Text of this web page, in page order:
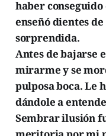
haber conseguido
enseñó dientes
sorprendida.
Antes de bajarse
mirarme y se
pulposa boca. Le
dándole a
Sembrar ilusión